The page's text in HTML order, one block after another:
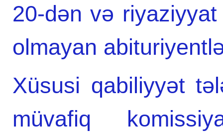
20-dən və
olmayan
Xüsusi qabiliyyət
müvafiq